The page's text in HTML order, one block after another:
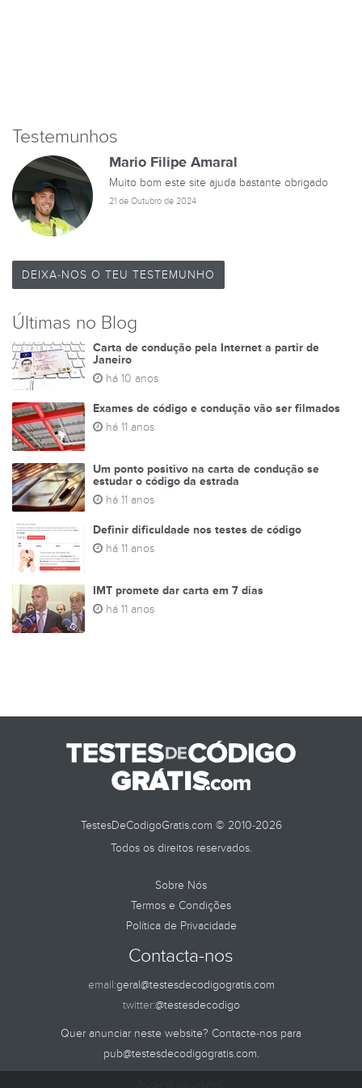
Testemunhos
Mario Filipe Amaral
Muito bom este site ajuda bastante obrigado
21 de Outubro de 2024
DEIXA-NOS O TEU TESTEMUNHO
Últimas no Blog
Carta de condução pela Internet a partir de
Janeiro
há 10 anos
Exames de código e condução vão ser filmados
há 11 anos
Um ponto positivo na carta de condução se
estudar o código da estrada
há 11 anos
Definir dificuldade nos testes de código
há 11 anos
IMT promete dar carta em 7 dias
há 11 anos
TestesDeCodigoGratis.com © 2010-2026
Todos os direitos reservados.
Sobre Nós
Termos e Condições
Política de Privacidade
Contacta-nos
email:geral@testesdecodigogratis.com
twitter:@testesdecodigo
Quer anunciar neste website? Contacte-nos para
pub@testesdecodigogratis.com.